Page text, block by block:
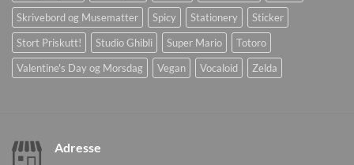
Skrivebord og Musematter
Spicy Stationery
Sticker
Stort Priskutt!
Studio Ghibli Super Mario
Totoro
Valentine's Day og Morsdag
Vegan Vocaloid Zelda
Adresse